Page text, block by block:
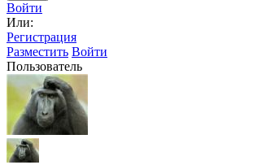
Войти
Или:
Регистрация
Разместить Войти
Пользователь